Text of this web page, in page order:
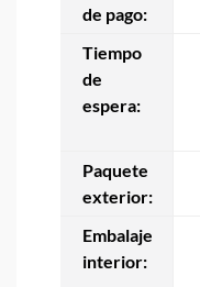
de pago:
Tiempo
de
espera:
Paquete
exterior:
Embalaje
interior: